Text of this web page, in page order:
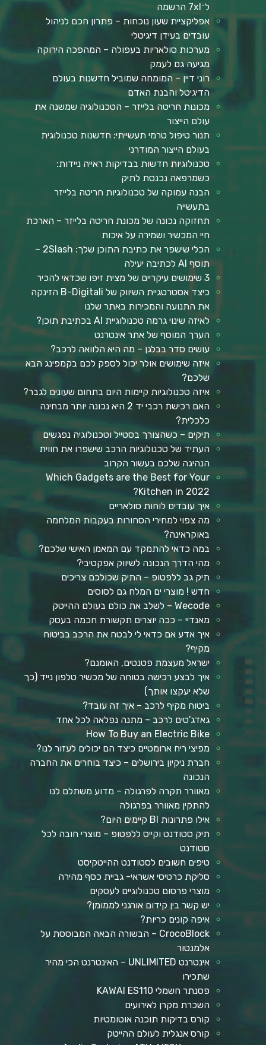
ל־7xl הרשמה
אפליקציית שעון נוכחות – פתרון חכם לניהול
עובדים בעידן דיגיטלי
מערכות סולאריות בעפולה – המהפכה הירוקה
מגיעה גם לעמק
רוני דיין – המומחה שמוביל חדשנות בעולם
הדיגיטל והבנת האדם
מכונות חריטה בלייזר – הטכנולוגיה שמשנה את
עולם הייצור
תנור טיפול טרמי תעשייתי: חדשנות טכנולוגית
בעולם הייצור המודרני
טכנולוגיות חדשות בבדיקות ראייה ניידות:
כשמרפאה נכנסת לתיק
הבנה עמוקה של טכנולוגיות חריטה בלייזר
בתעשייה
תחזוקה נכונה של מכונת חריטה בלייזר – הארכת
חיי המכשיר ושמירה על איכות
הכלי שישפר את כתיבת התוכן שלך: 2Slash –
תוסף AI לכתיבה יעילה
3 שימושים עיקריים של מצית זיפו שכדאי להכיר
כיצד אסטרטגיית השיווק של B-Digitali הזינקה
את התנועה והמכירות באתר שלנו
לאיזה שינוי גרמה טכנולוגיית AI בכתיבת תוכן?
הערך המוסף של אתר אינטרנט
עושים סדר בבלגן – מה היא הלוואה לרכב?
איזה שימושים אולר יכול לספק לכם בקמפינג הבא
שלכם?
איזה טכנולוגיות קיימות היום בתחום שעונים לגבר?
האם רכישת רכבי יד 2 היא נכונה יותר מבחינה
כלכלית?
תיקים – כשהצורך בסטייל וטכנולוגיה נפגשים
העתיד של טכנולוגיות הרכב שישפרו את חווית
הנהיגה שלכם בעשור הקרוב
Which Gadgets are the Best for Your
Kitchen in 2022?
איך עובדים לוחות סולאריים
מה צפוי למחירי הסחורות בעקבות המלחמה
באוקראינה?
במה כדאי להתמקד עם המאמן האישי שלכם?
מהי הדרך הנכונה לשיווק אפקטיבי?
תיק גב ללפטופ – התיק שכולכם צריכים
חדש ! מוצרי ים המלח גם לסוסים
Wecode – לשלב את כולם בעולם ההייטק
מאנדיי – ככה יוצרים תקשורת חכמה בעסק
איך אדע אם כדאי לי לבטח את הרכב בביטוח
מקיף?
ישראל מעצמת פטנטים, האומנם?
איך לבצע רכישה בטוחה של מכשיר טלפון נייד (כך
שלא יעקצו אותך)
ביטוח מקיף לרכב – איך זה עובד?
גאדג'טים לרכב – מתנה נפלאה לכל אחד
How To Buy an Electric Bike
מפיצי ריח ארומטיים כיצד הם יכולים לעזור לנו?
חברת ניקיון בירושלים – כיצד בוחרים את החברה
הנכונה
מאוורר תקרה לפרגולה – מדוע משתלם לנו
להתקין מאוורר בפרגולה
אילו פתרונות BI קיימים היום?
תיק סטודנט וקייס ללפטופ – מוצרי חובה לכל
סטודנט
טיפים חשובים לסטודנט ההייטקיסט
סליקת כרטיסי אשראי- גביית כסף מהירה
מוצרי פרסום טכנולוגיים לעסקים
יש קשר בין קידום אורגני לממומן?
איפה קונים כריות?
CrocoBlock – הבשורה הבאה המבוססת על
אלמנטור
אינטרנט UNLIMITED – האינטרנט הכי מהיר
שתכירו
פסנתר חשמלי KAWAI ES110
השכרת מקרן לאירועים
קורס בדיקות תוכנה אוטומטיות
קורס אנגלית לעולם ההייטק